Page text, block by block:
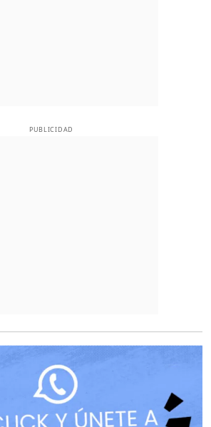
PUBLICIDAD